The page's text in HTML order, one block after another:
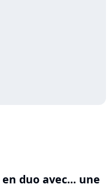
duo avec... une